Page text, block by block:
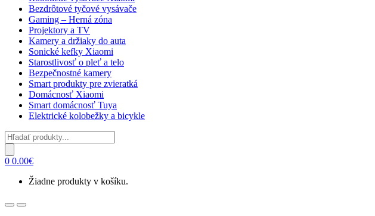
Bezdrôtové tyčové vysávače
Gaming – Herná zóna
Projektory a TV
Kamery a držiaky do auta
Sonické kefky Xiaomi
Starostlivosť o pleť a telo
Bezpečnostné kamery
Smart produkty pre zvieratká
Domácnosť Xiaomi
Smart domácnosť Tuya
Elektrické kolobežky a bicykle
Products
search
0 0.00€
Žiadne produkty v košíku.
OpenClose